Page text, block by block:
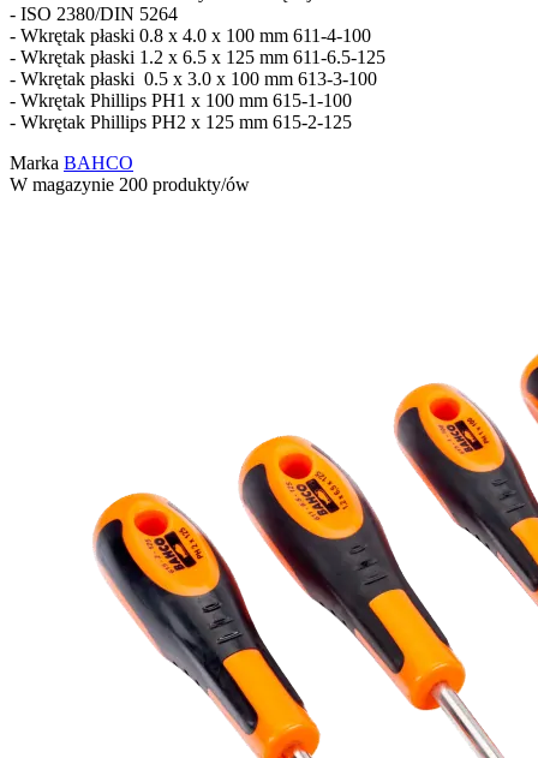
- ISO 2380/DIN 5264
- Wkrętak płaski 0.8 x 4.0 x 100 mm 611-4-100
- Wkrętak płaski 1.2 x 6.5 x 125 mm 611-6.5-125
- Wkrętak płaski 0.5 x 3.0 x 100 mm 613-3-100
- Wkrętak Phillips PH1 x 100 mm 615-1-100
- Wkrętak Phillips PH2 x 125 mm 615-2-125
Marka BAHCO
W magazynie 200 produkty/ów